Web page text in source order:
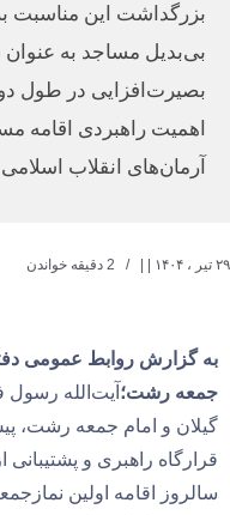
بزرگداشت این مناسبت
بی‌بدیل مساجد به عنوان
بصیرت‌افزایی در طول
اهمیت راهبردی اقامه
آرمان‌های انقلاب اسلامی
۲۹ تیر ، ۱۴۰۴
به گزارش روابط عمومی
جمعه رشت؛ آیت‌الله رسول
گیلان و امام جمعه رشت،
قرارگاه راهبری و
سالروز اقامه اولین